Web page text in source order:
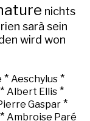
nichts
rien sarà sein
wird won
* Aeschylus *
Albert Ellis*
Gaspar *
* Ambroise Paré